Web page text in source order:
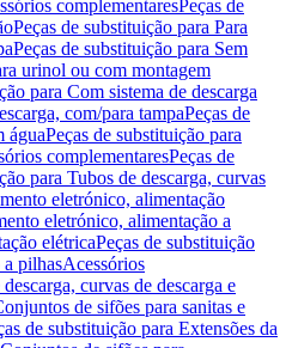
complementaresPeças de
Peças de substituição para Para
Peças de substituição para Sem
urinol ou com montagem
para Com sistema de descarga
com/para tampaPeças de
águaPeças de substituição para
complementaresPeças de
para Tubos de descarga, curvas
eletrónico, alimentação
eletrónico, alimentação a
elétricaPeças de substituição
a pilhasAcessórios
curvas de descarga e
de sifões para sanitas e
de substituição para Extensões da